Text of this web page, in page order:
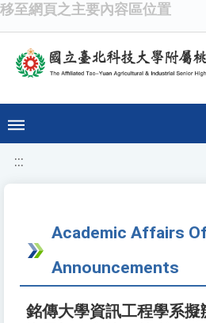
移至網頁之主要內容區位置
:::
Academic Affairs
Announcements
銘傳大學資訊工程學系